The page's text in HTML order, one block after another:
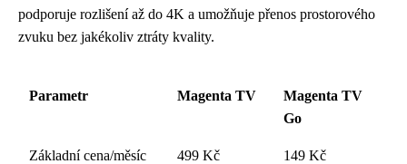
podporuje rozlišení až do 4K a umožňuje přenos prostorového
zvuku bez jakékoliv ztráty kvality.
Parametr Magenta TV
Magenta TV
Go
Základní cena/měsíc 499 Kč 149 Kč